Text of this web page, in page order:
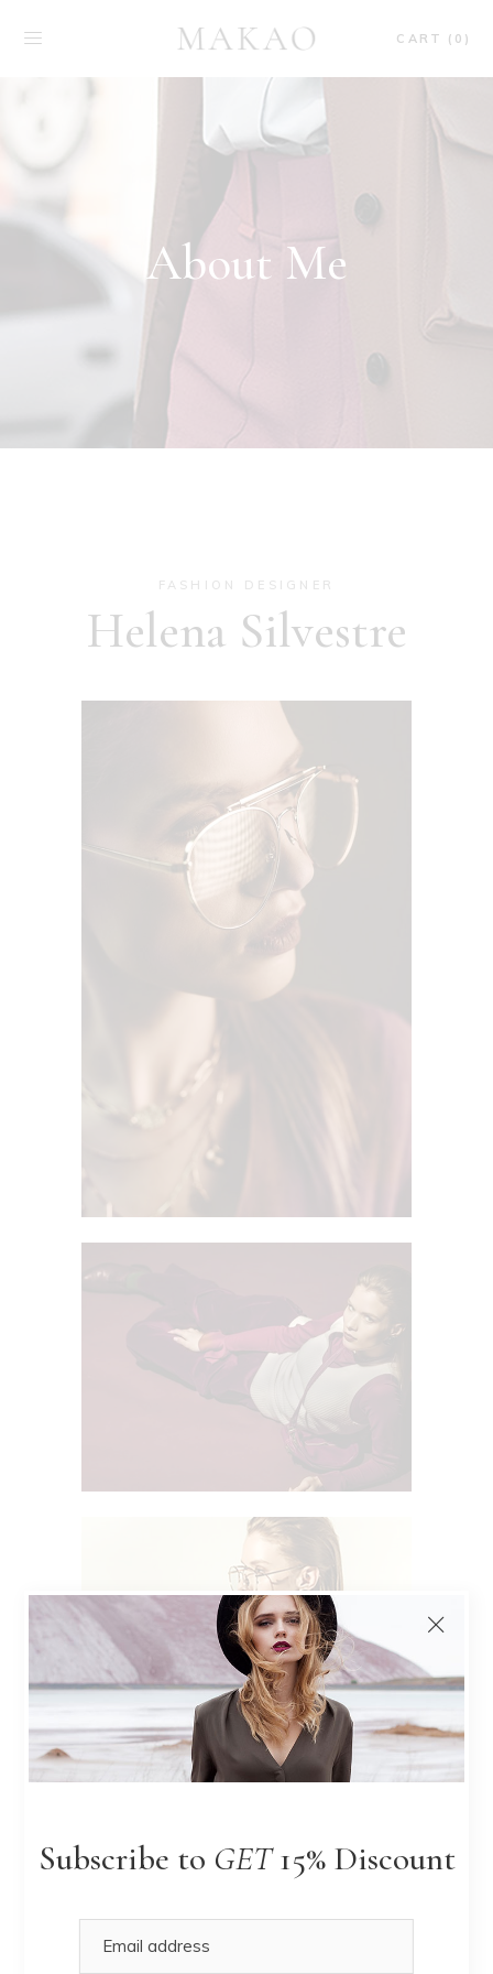
Subscribe to GET15% Discount
CART (0)
About Me
FASHION DESIGNER
Helena Silvestre
odio dignissimos ducimus qui
blanditiis praesentium voluptatum
dolores et quas molestias excepturi
sint occaecati cupiditate non